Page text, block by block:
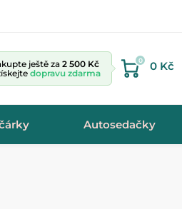
ještě za 2 500 Kč
dopravu zdarma
0 0 Kč
Autosedačky